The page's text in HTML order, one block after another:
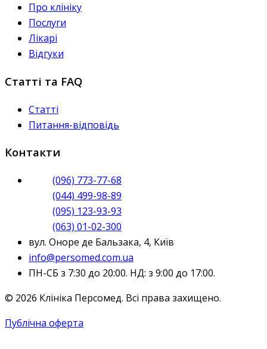
Про клініку
Послуги
Лікарі
Відгуки
Статті та FAQ
Статті
Питання-відповідь
Контакти
(096) 773-77-68
(044) 499-98-89
(095) 123-93-93
(063) 01-02-300
вул. Оноре де Бальзака, 4, Київ
info@persomed.com.ua
ПН-СБ з 7:30 до 20:00. НД: з 9:00 до 17:00.
© 2026 Клініка Персомед. Всі права захищено.
Публічна оферта